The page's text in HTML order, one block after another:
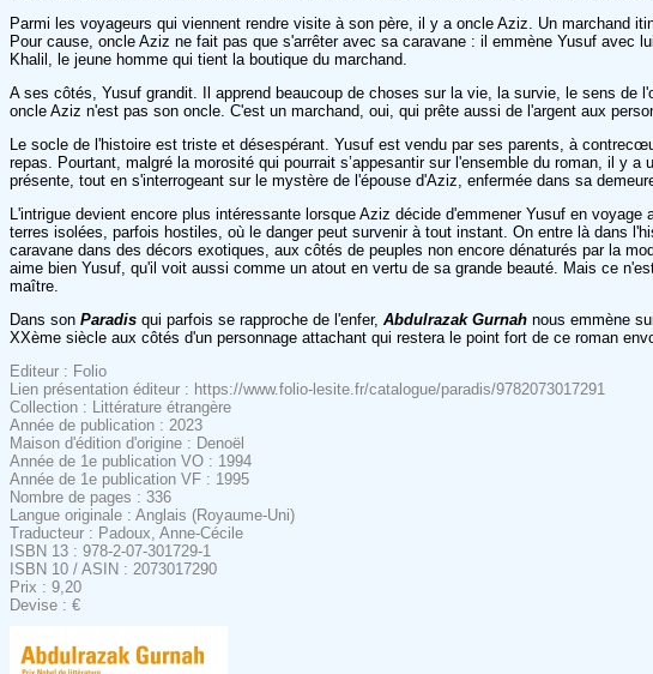
Parmi les voyageurs qui viennent rendre visite à son père, il y a oncle Aziz. Un marchand
Pour cause, oncle Aziz ne fait pas que s'arrêter avec sa caravane : il emmène Yusuf
Khalil, le jeune homme qui tient la boutique du marchand.
A ses côtés, Yusuf grandit. Il apprend beaucoup de choses sur la vie, la survie, le sens de
oncle Aziz n'est pas son oncle. C'est un marchand, oui, qui prête aussi de l'argent aux
Le socle de l'histoire est triste et désespérant. Yusuf est vendu par ses parents, à
repas. Pourtant, malgré la morosité qui pourrait s’appesantir sur l'ensemble du roman, il y
présente, tout en s'interrogeant sur le mystère de l'épouse d'Aziz, enfermée dans sa
L'intrigue devient encore plus intéressante lorsque Aziz décide d'emmener Yusuf en
terres isolées, parfois hostiles, où le danger peut survenir à tout instant. On entre là dans
caravane dans des décors exotiques, aux côtés de peuples non encore dénaturés par la
aime bien Yusuf, qu'il voit aussi comme un atout en vertu de sa grande beauté. Mais ce
maître.
Dans son Paradis qui parfois se rapproche de l'enfer, Abdulrazak Gurnah nous emmène
XXème siècle aux côtés d'un personnage attachant qui restera le point fort de ce roman
Editeur : Folio
Lien présentation éditeur : https://www.folio-lesite.fr/catalogue/paradis/9782073017291
Collection : Littérature étrangère
Année de publication : 2023
Maison d'édition d'origine : Denoël
Année de 1e publication VO : 1994
Année de 1e publication VF : 1995
Nombre de pages : 336
Langue originale : Anglais (Royaume-Uni)
Traducteur : Padoux, Anne-Cécile
ISBN 13 : 978-2-07-301729-1
ISBN 10 / ASIN : 2073017290
Prix : 9,20
Devise : €